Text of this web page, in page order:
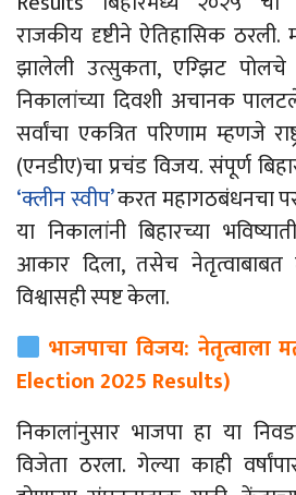
राजकीय दृष्टीने ऐतिहासिक ठरली.
झालेली उत्सुकता, एग्झिट
निकालांच्या दिवशी अचानक
सर्वांचा एकत्रित परिणाम म्हणजे
(एनडीए)चा प्रचंड विजय. संपूर्ण
‘क्लीन स्वीप’करत महागठबंधनचा
या निकालांनी बिहारच्या
आकार दिला, तसेच नेतृत्वाबाबत
विश्वासही स्पष्ट केला.
भाजपाचा विजय: नेतृत्वाला
Election 2025 Results)
निकालांनुसार भाजपा हा या
विजेता ठरला. गेल्या काही